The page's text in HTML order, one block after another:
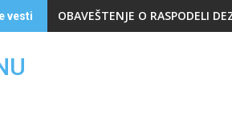
vesti OBAVEŠTENJE O RASPODELI